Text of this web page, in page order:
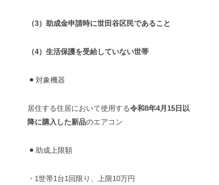
（3）助成金申請時に世田谷区民であること
（4）生活保護を受給していない世帯
対象機器
居住する住居において使用する令和8年4月15日以
降に購入した新品のエアコン
助成上限額
・1世帯1台1回限り、上限10万円